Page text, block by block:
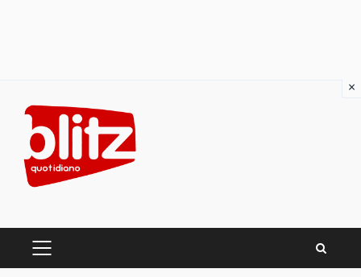
content
PRIMARY
×